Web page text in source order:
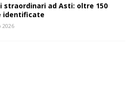
straordinari ad Asti: oltre 150
identificate
2026